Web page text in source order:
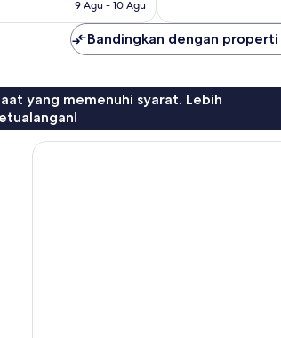
9 Agu - 10 Agu
Bandingkan dengan properti
yang memenuhi syarat. Lebih